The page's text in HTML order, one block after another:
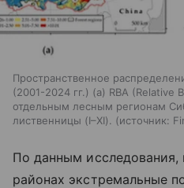
Пространственное
(2001-2024 гг.) (а) RBA (Relative
отдельным лесным регионам
лиственницы (I–XI).
источник:
По данным исследования,
районах экстремальные